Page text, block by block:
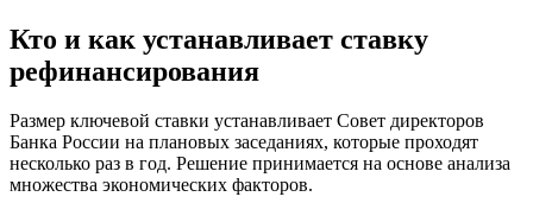
Кто и как устанавливает ставку
рефинансирования
Размер ключевой ставки устанавливает Совет директоров
Банка России на плановых заседаниях, которые проходят
несколько раз в год. Решение принимается на основе анализа
множества экономических факторов.